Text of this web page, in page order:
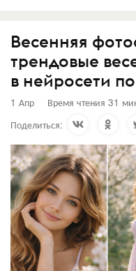
Весенняя
трендовые
в нейросети
1 Апр Время чтения 31
Поделиться: